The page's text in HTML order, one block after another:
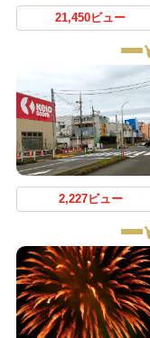
21,450ビュー
2,227ビュー